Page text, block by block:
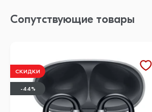
Сопутствующие товары
СКИДКИ
-44%